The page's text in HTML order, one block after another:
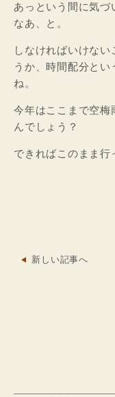
あっという間に気づ
なあ、と。
しなければいけな
うか、時間配分と
ね。
今年はここまで空梅
んでしょう？
できればこのまま行
新しい記事へ